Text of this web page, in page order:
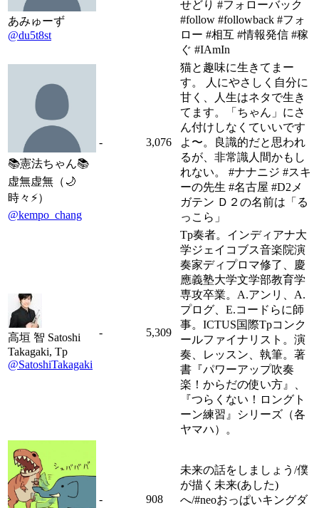
あみゅーず
@du5t8st
せどり #フォローバック
#follow #followback #フォ
ロー #相互 #情報発信 #稼
ぐ #IAmIn
📚憲法ちゃん📚
虚無虚無（🌙
時々⚡️）
@kempo_chang
- 3,076
猫と趣味に生きてまー
す。 人にやさしく自分に
甘く、人生はネタで生き
てます。「ちゃん」にさ
ん付けしなくていいです
よ〜。良識的だと思われ
るが、非常識人間かもし
れない。 #ナナニジ #スキ
ーの先生 #名古屋 #D2メ
ガテン Ｄ２の名前は「る
っこら」
高垣 智 Satoshi
Takagaki, Tp
@SatoshiTakagaki
- 5,309
Tp奏者。インディアナ大
学ジェイコブス音楽院演
奏家ディプロマ修了、慶
應義塾大学文学部教育学
専攻卒業。A.アンリ、A.
プログ、E.コードらに師
事。ICTUS国際Tpコンク
ールファイナリスト。演
奏、レッスン、執筆。著
書『パワーアップ吹奏
楽！からだの使い方』、
『つらくない！ロングト
ーン練習』シリーズ（各
ヤマハ）。
- 908
未来の話をしましょう/僕
が描く未来(あした)
へ/#neoおっぱいキングダ